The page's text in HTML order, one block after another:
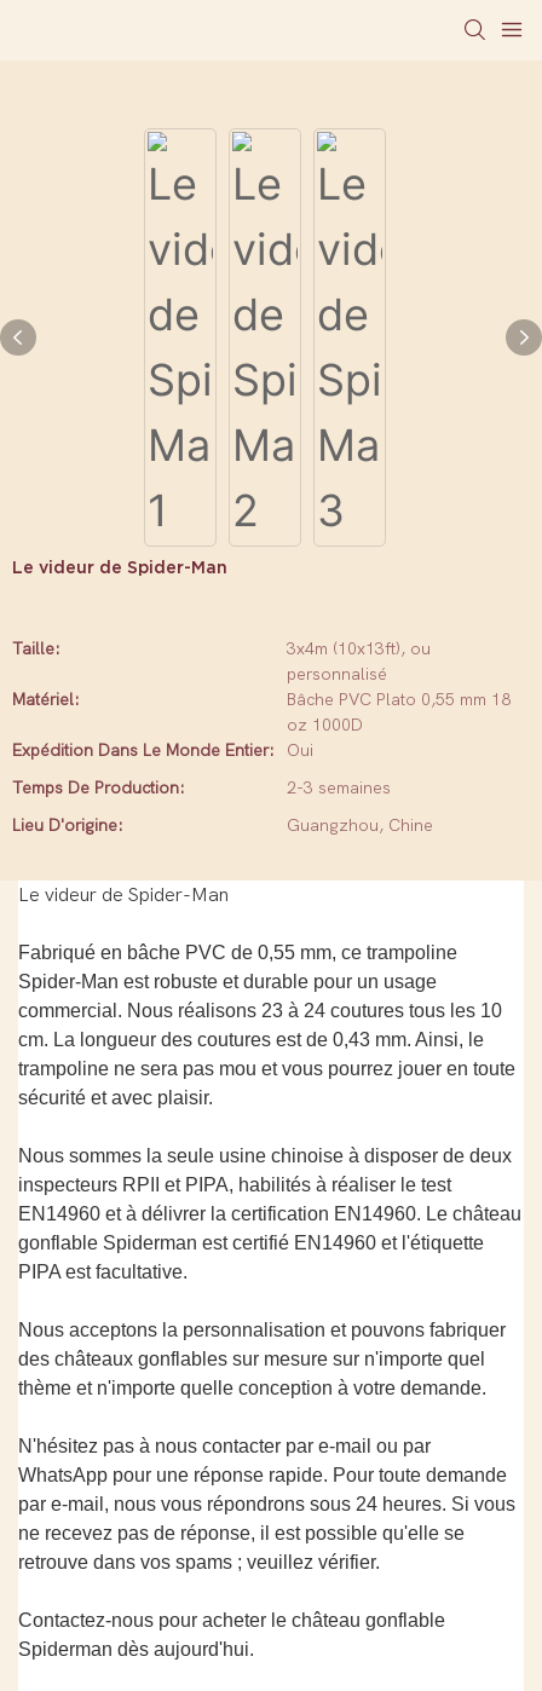
Le videur de Spider-Man
Taille:
3x4m (10x13ft), ou
personnalisé
Matériel:
Bâche PVC Plato 0,55 mm 18
oz 1000D
Expédition Dans Le Monde Entier:
Oui
Temps De Production:
2-3 semaines
Lieu D'origine:
Guangzhou, Chine
Le videur de Spider-Man
Fabriqué en bâche PVC de 0,55 mm, ce trampoline
Spider-Man est robuste et durable pour un usage
commercial. Nous réalisons 23 à 24 coutures tous les 10
cm. La longueur des coutures est de 0,43 mm. Ainsi, le
trampoline ne sera pas mou et vous pourrez jouer en toute
sécurité et avec plaisir.
Nous sommes la seule usine chinoise à disposer de deux
inspecteurs RPII et PIPA, habilités à réaliser le test
EN14960 et à délivrer la certification EN14960. Le château
gonflable Spiderman est certifié EN14960 et l'étiquette
PIPA est facultative.
Nous acceptons la personnalisation et pouvons fabriquer
des châteaux gonflables sur mesure sur n'importe quel
thème et n'importe quelle conception à votre demande.
N'hésitez pas à nous contacter par e-mail ou par
WhatsApp pour une réponse rapide. Pour toute demande
par e-mail, nous vous répondrons sous 24 heures. Si vous
ne recevez pas de réponse, il est possible qu'elle se
retrouve dans vos spams ; veuillez vérifier.
Contactez-nous pour acheter le château gonflable
Spiderman dès aujourd'hui.